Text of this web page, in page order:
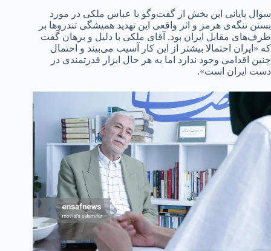
سوال پایانی این بخش از گفت‌وگو با عباس ملکی در مورد
بستن تنگه‌ی هرمز و اثر واقعی این تهدید همیشگی تندروها بر
طرف‌های مقابل ایران بود. آقای ملکی با دلیل و برهان گفت
که «ایران احتمالا بیشتر از این کار آسیب می‌بیند و احتمال
چنین اقدامی وجود ندارد اما به هر حال ابزار قدرتمندی در
دست ایران است».